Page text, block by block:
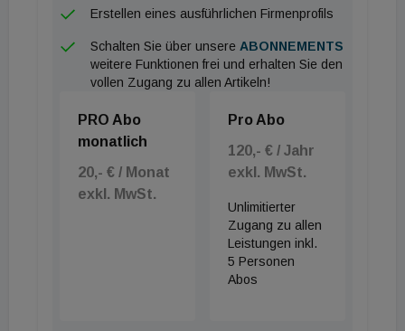
und Emissionsminimierung. Der Kessel integriert in
allen Leistungsklassen die patentierte ZeroFlame-
Verfeuerungstechnologie. Durch eine
hochentwickelte, thermodynamisch optimierte
Luftstromführung und eine spezielle Geometrie der
Brennkammer wird eine so homogene Verbrennung
erzielt, dass die Flamme optisch fast vollständig
verschwindet. Das Resultat sind Feinstaub-
Partikelemissionen nahe der Nachweisgrenze – und
das vollkommen ohne den Einsatz
wartungsintensiver oder teurer elektrostatischer
Erstellen eines ausführlichen Firmenprofils
Schalten Sie über unsere ABONNEMENTS
weitere Funktionen frei und erhalten Sie den
vollen Zugang zu allen Artikeln!
PRO Abo
monatlich
20,- € / Monat
exkl. MwSt.
Pro Abo
120,- € / Jahr
exkl. MwSt.
Unlimitierter
Zugang zu allen
Leistungen inkl.
5 Personen
Abos